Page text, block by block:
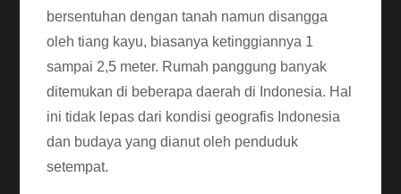
bersentuhan dengan tanah namun disangga
oleh tiang kayu, biasanya ketinggiannya 1
sampai 2,5 meter. Rumah panggung banyak
ditemukan di beberapa daerah di Indonesia. Hal
ini tidak lepas dari kondisi geografis Indonesia
dan budaya yang dianut oleh penduduk
setempat.